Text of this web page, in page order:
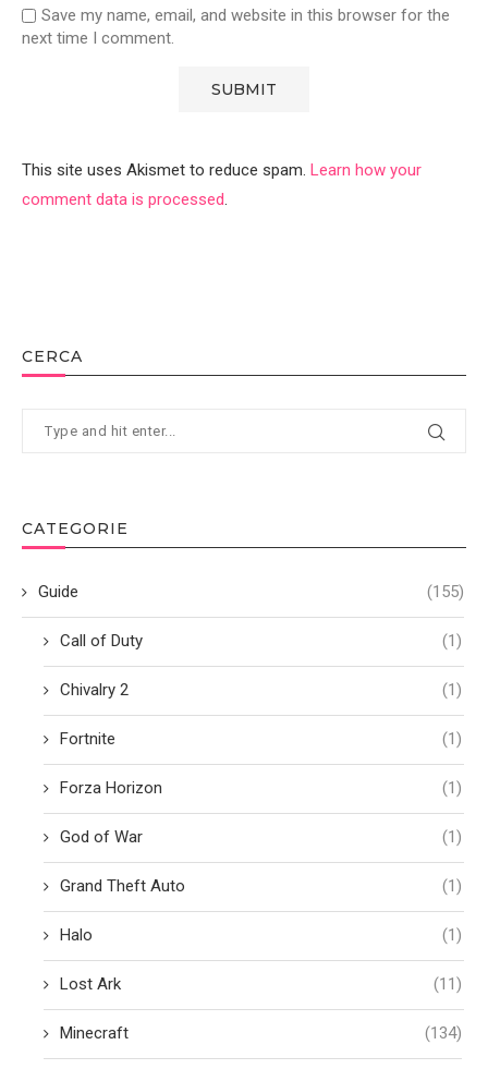
Save my name, email, and website in this browser for the
next time I comment.
This site uses Akismet to reduce spam. Learn how your
comment data is processed.
CERCA
CATEGORIE
Guide (155)
Call of Duty (1)
Chivalry 2 (1)
Fortnite (1)
Forza Horizon (1)
God of War (1)
Grand Theft Auto (1)
Halo (1)
Lost Ark (11)
Minecraft (134)